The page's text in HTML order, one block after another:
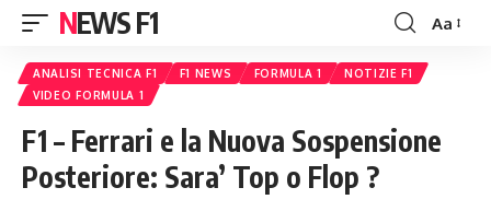
NEWS F1
Font
Aa
ANALISI TECNICA F1 F1 NEWS FORMULA 1
NOTIZIE F1
VIDEO FORMULA 1
F1 – Ferrari e la Nuova Sospensione
Posteriore: Sara’ Top o Flop ?